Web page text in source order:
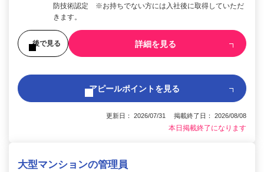
防技術認定 ※お持ちでない方には入社後に取得していただ
きます。
後で見る 詳細を見る
アピールポイントを見る
更新日： 2026/07/31 掲載終了日： 2026/08/08
本日掲載終了になります
大型マンションの管理員